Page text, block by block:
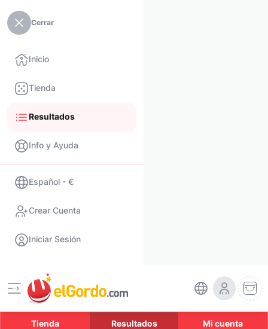
Cerrar
Inicio
Tienda
Resultados
Info y Ayuda
Español - €
Crear Cuenta
Iniciar Sesión
Tienda Resultados Mi cuenta